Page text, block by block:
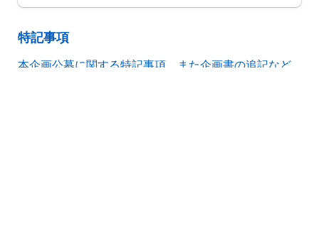
特記事項
本企画公募に関する特記事項、また企画書の追記など